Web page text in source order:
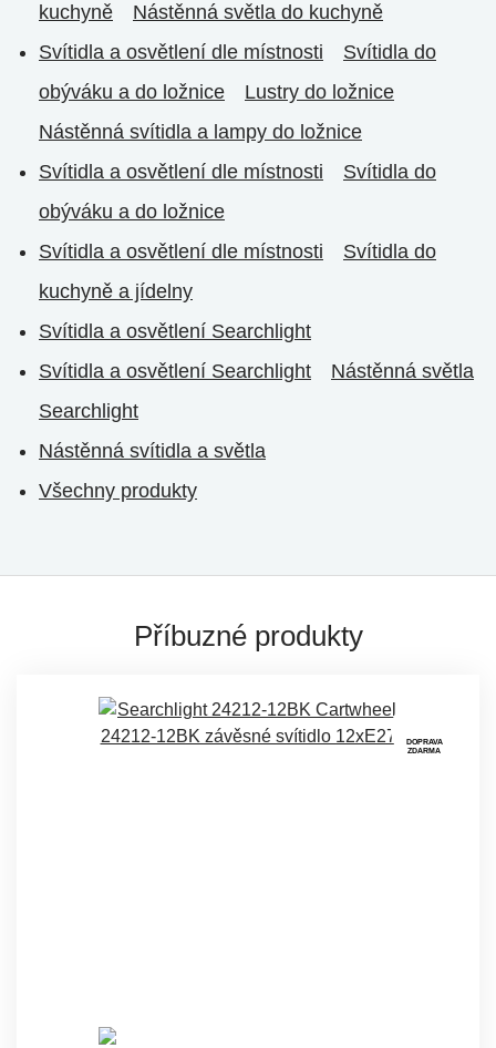
kuchyně
Nástěnná světla do kuchyně
Svítidla a osvětlení dle místnosti
Svítidla do
obýváku a do ložnice
Lustry do ložnice
Nástěnná svítidla a lampy do ložnice
Svítidla a osvětlení dle místnosti
Svítidla do
obýváku a do ložnice
Svítidla a osvětlení dle místnosti
Svítidla do
kuchyně a jídelny
Svítidla a osvětlení Searchlight
Svítidla a osvětlení Searchlight
Nástěnná světla
Searchlight
Nástěnná svítidla a světla
Všechny produkty
Příbuzné produkty
DOPRAVA
ZDARMA